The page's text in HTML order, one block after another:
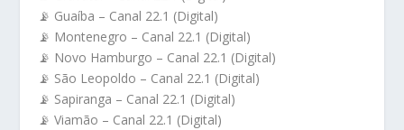
📡 Guaíba – Canal 22.1 (Digital)
📡 Montenegro – Canal 22.1 (Digital)
📡 Novo Hamburgo – Canal 22.1 (Digital)
📡 São Leopoldo – Canal 22.1 (Digital)
📡 Sapiranga – Canal 22.1 (Digital)
📡 Viamão – Canal 22.1 (Digital)